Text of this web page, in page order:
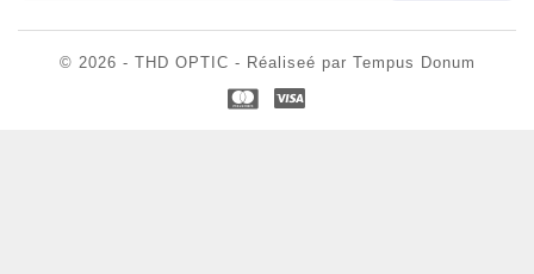
© 2026 - THD OPTIC - Réaliseé par Tempus Donum